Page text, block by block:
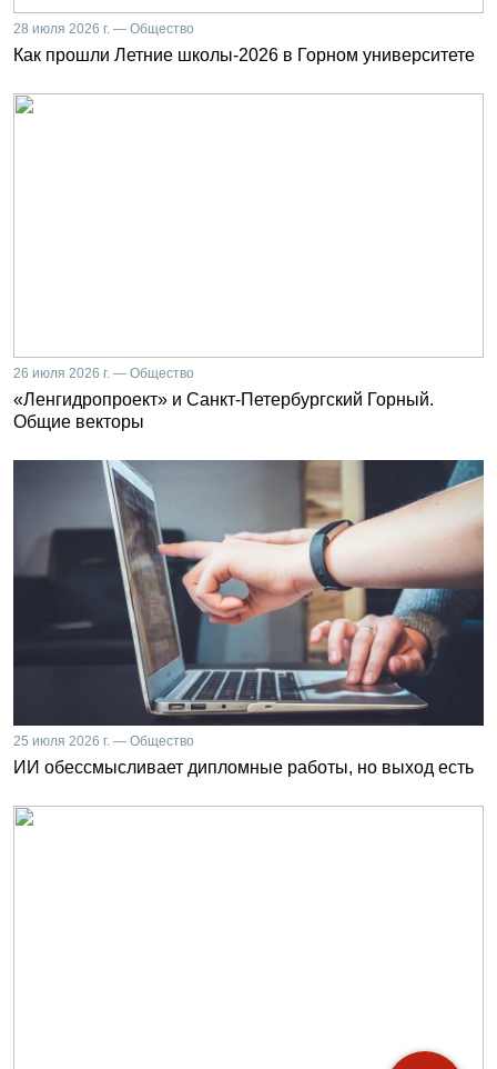
28 июля 2026 г. — Общество
Как прошли Летние школы-2026 в Горном университете
26 июля 2026 г. — Общество
«Ленгидропроект» и Санкт-Петербургский Горный.
Общие векторы
25 июля 2026 г. — Общество
ИИ обессмысливает дипломные работы, но выход есть